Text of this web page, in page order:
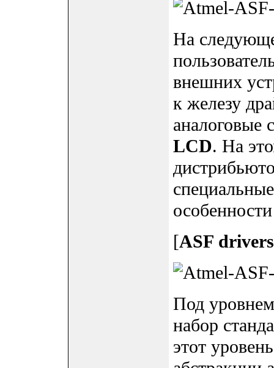
На
внешних
к железу
аналоговые
LCD. На
[ASF drivers
Под
набор
этот